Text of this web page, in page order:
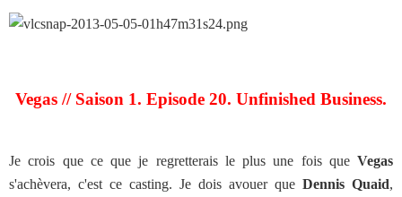
Vegas // Saison 1. Episode 20. Unfinished Business.
Je crois que ce que je regretterais le plus une fois que Vegas
s'achèvera, c'est ce casting. Je dois avouer que Dennis Quaid,